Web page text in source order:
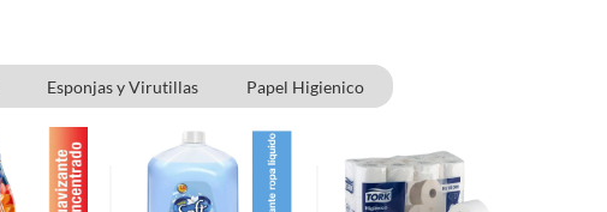
Esponjas y Virutillas Papel Higienico